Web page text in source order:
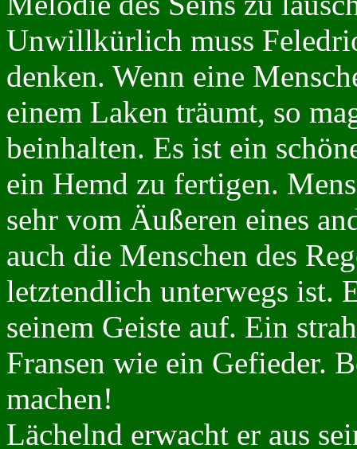
Unwillkürlich muss
denken. Wenn eine
einem Laken träumt, so
beinhalten. Es ist ein
ein Hemd zu fertigen.
sehr vom Äußeren eines
auch die Menschen des
letztendlich unterwegs ist.
seinem Geiste auf. Ein
Fransen wie ein Gefieder.
machen!
Lächelnd erwacht er aus